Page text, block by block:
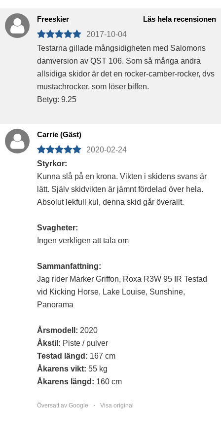
Freeskier
Läs hela recensionen
2017-10-04
Testarna gillade mångsidigheten med Salomons
damversion av QST 106. Som så många andra
allsidiga skidor är det en rocker-camber-rocker, dvs
mustachrocker, som löser biffen.
Betyg: 9.25
Carrie (Gäst)
2020-02-24
Styrkor:
Kunna slå på en krona. Vikten i skidens svans är
lätt. Själv skidvikten är jämnt fördelad över hela.
Absolut lekfull kul, denna skid går överallt.
Svagheter:
Ingen verkligen att tala om
Sammanfattning:
Jag rider Marker Griffon, Roxa R3W 95 IR Testad
vid Kicking Horse, Lake Louise, Sunshine,
Panorama
Årsmodell: 2020
Åkstil: Piste / pulver
Testad längd: 167 cm
Åkarens vikt: 55 kg
Åkarens längd: 160 cm
Översatt av Google ・ Visa original